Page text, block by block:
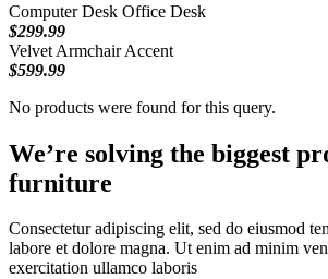
Computer Desk Office Desk
$299.99
Velvet Armchair Accent
$599.99
No products were found for this query.
We’re solving the biggest
furniture
Consectetur adipiscing elit, sed do eiusmod
labore et dolore magna. Ut enim ad minim
exercitation ullamco laboris